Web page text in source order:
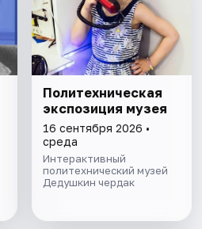
Политехническая
экспозиция музея
16 сентября 2026 •
среда
Интерактивный
политехнический музей
Дедушкин чердак